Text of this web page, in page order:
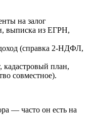
на залог
выписка из ЕГРН,
(справка 2-НДФЛ,
кадастровый план,
совместное).
— часто он есть на